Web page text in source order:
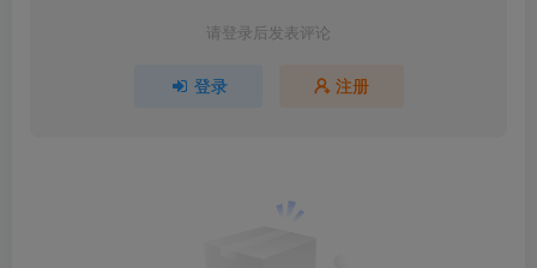
请登录后发表评论
登录 注册